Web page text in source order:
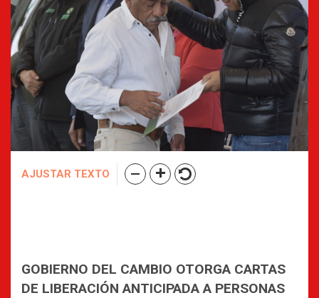
AJUSTAR TEXTO
GOBIERNO DEL CAMBIO OTORGA CARTAS
DE LIBERACIÓN ANTICIPADA A PERSONAS